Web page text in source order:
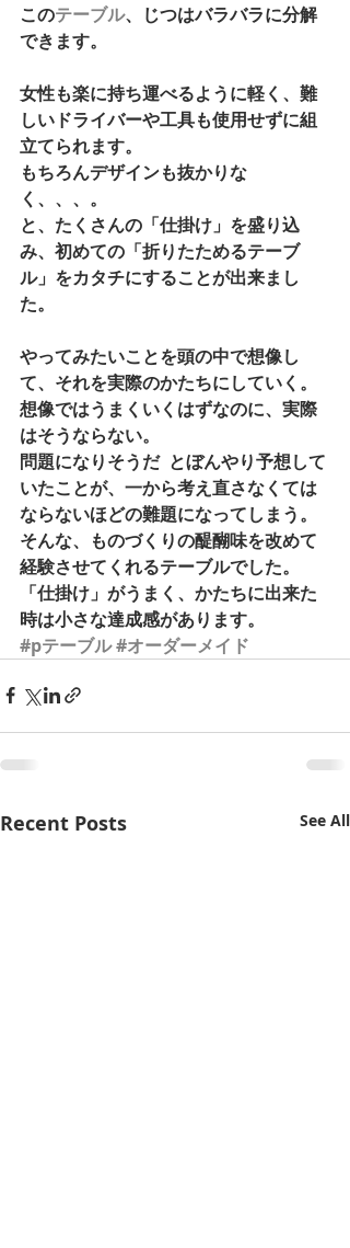
このテーブル、じつはバラバラに分解
できます。
女性も楽に持ち運べるように軽く、難
しいドライバーや工具も使用せずに組
立てられます。
もちろんデザインも抜かりな
く、、、。
と、たくさんの「仕掛け」を盛り込
み、初めての「折りたためるテーブ
ル」をカタチにすることが出来まし
た。
やってみたいことを頭の中で想像し
て、それを実際のかたちにしていく。
想像ではうまくいくはずなのに、実際
はそうならない。
問題になりそうだ  とぼんやり予想して
いたことが、一から考え直さなくては
ならないほどの難題になってしまう。
そんな、ものづくりの醍醐味を改めて
経験させてくれるテーブルでした。
「仕掛け」がうまく、かたちに出来た
時は小さな達成感があります。
#pテーブル#オーダーメイド
Recent Posts See All